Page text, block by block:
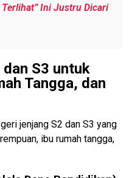
Terlihat” Ini Justru Dicari
S3 untuk
Tangga, dan
jenjang S2 dan S3 yang
ibu rumah tangga,